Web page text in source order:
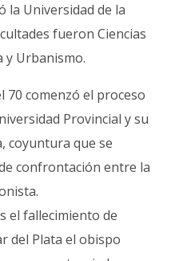
la Universidad de la
fueron Ciencias
y Urbanismo.
70 comenzó el proceso
Provincial y su
coyuntura que se
confrontación entre la
el fallecimiento de
del Plata el obispo